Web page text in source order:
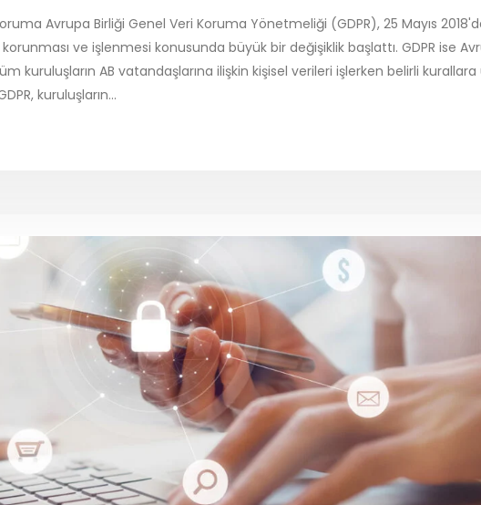
Avrupa Birliği Genel Veri Koruma Yönetmeliği (GDPR), 25 Mayıs
ve işlenmesi konusunda büyük bir değişiklik başlattı. GDPR ise
kuruluşların AB vatandaşlarına ilişkin kişisel verileri işlerken belirli kurallara
kuruluşların...